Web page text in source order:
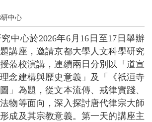
中心
中心於2026年6月16日至17日舉辦
講座，邀請京都大學人文科學研究
蒞校演講，連續兩日分別以「道宣
理念建構與歷史意義」及「《祇洹寺
」為題，從文本流傳、戒律實踐、
物等面向，深入探討唐代律宗大師
成及其宗教意義。第一天的講座主